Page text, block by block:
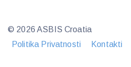
© 2026 ASBIS Croatia
Politika Privatnosti
Kontakti